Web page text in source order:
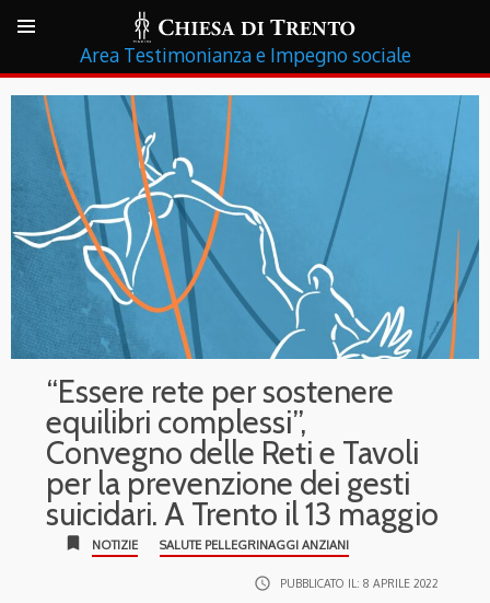
Testimonianza e Impegno sociale
“Essere rete per sostenere
equilibri complessi”,
Convegno delle Reti e Tavoli
per la prevenzione dei gesti
suicidari. A Trento il 13 maggio
bookmark NOTIZIE SALUTE PELLEGRINAGGI ANZIANI
access_time PUBBLICATO IL: 8 APRILE 2022